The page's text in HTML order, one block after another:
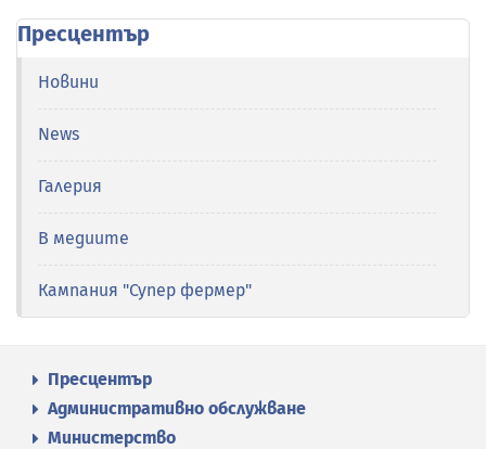
Пресцентър
Новини
News
Галерия
В медиите
Кампания "Супер фермер"
Пресцентър
Административно обслужване
Министерство